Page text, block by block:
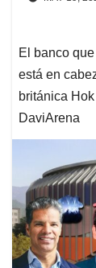
El banco
está en
británica
DaviArena